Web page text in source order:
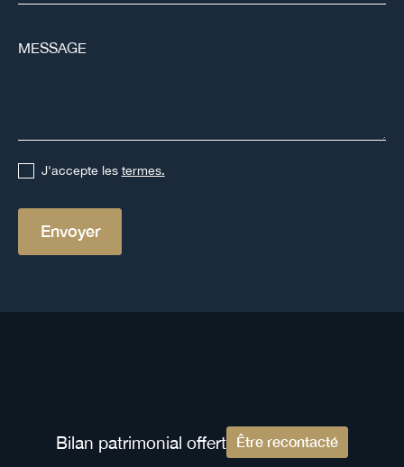
J'accepte les termes.
Votre future acquisition peut être parmi cette
Bilan patrimonial offert Être recontacté